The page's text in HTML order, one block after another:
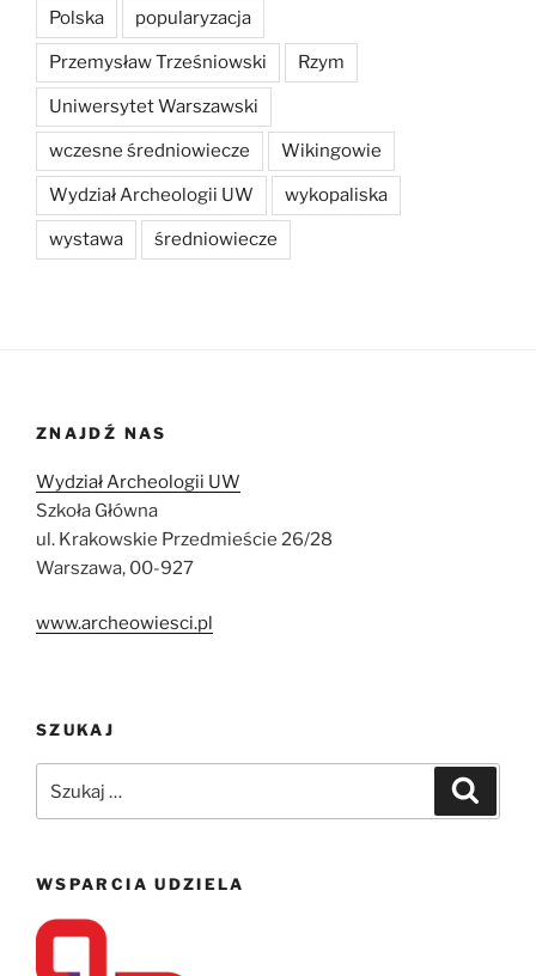
Polska popularyzacja
Przemysław Trześniowski Rzym
Uniwersytet Warszawski
wczesne średniowiecze Wikingowie
Wydział Archeologii UW wykopaliska
wystawa średniowiecze
ZNAJDŹ NAS
Wydział Archeologii UW
Szkoła Główna
ul. Krakowskie Przedmieście 26/28
Warszawa, 00-927
www.archeowiesci.pl
SZUKAJ
WSPARCIA UDZIELA